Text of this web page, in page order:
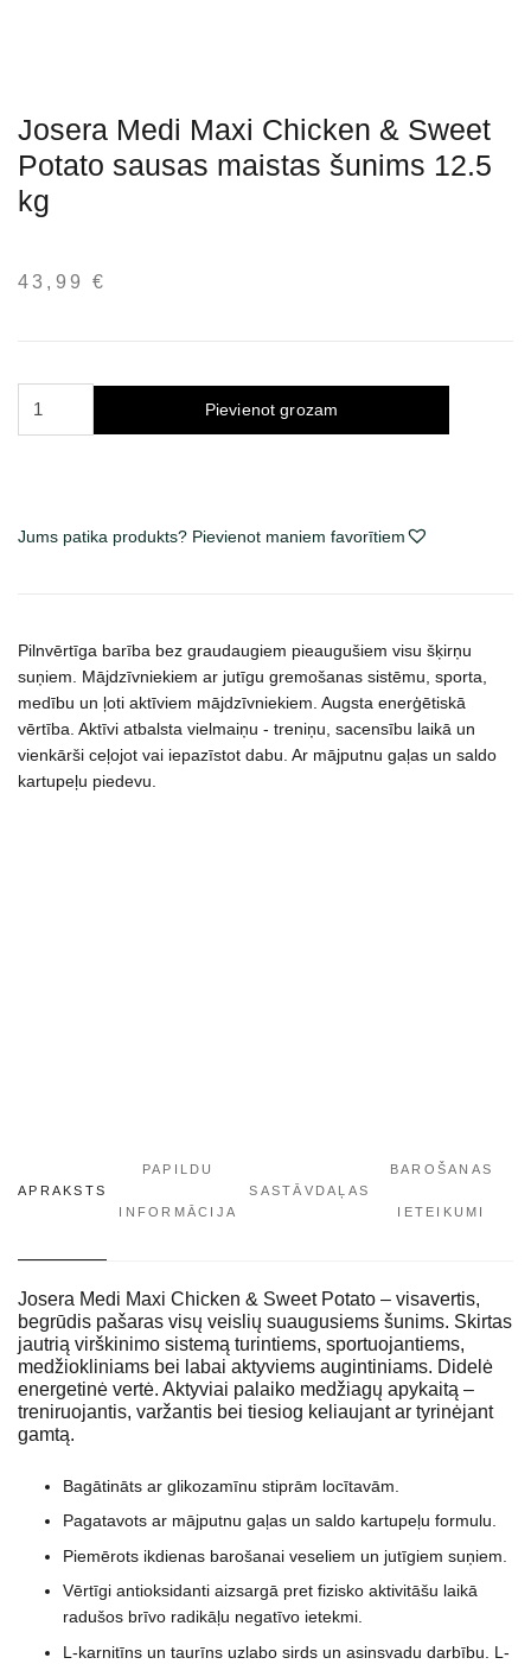
Josera Medi Maxi Chicken & Sweet
Potato sausas maistas šunims 12.5
kg
43,99€
Josera
Sweet
šunims
12.5
kg
daudzums
Pievienot grozam
Jums patika produkts? Pievienot maniem favorītiem
Pilnvērtīga barība bez graudaugiem pieaugušiem visu šķirņu
suņiem. Mājdzīvniekiem ar jutīgu gremošanas sistēmu, sporta,
medību un ļoti aktīviem mājdzīvniekiem. Augsta enerģētiskā
vērtība. Aktīvi atbalsta vielmaiņu - treniņu, sacensību laikā un
vienkārši ceļojot vai iepazīstot dabu. Ar mājputnu gaļas un saldo
kartupeļu piedevu.
APRAKSTS
PAPILDU
INFORMĀCIJA
SASTĀVDAĻAS
BAROŠANAS
IETEIKUMI
Josera Medi Maxi Chicken & Sweet Potato – visavertis,
begrūdis pašaras visų veislių suaugusiems šunims. Skirtas
jautrią virškinimo sistemą turintiems, sportuojantiems,
medžiokliniams bei labai aktyviems augintiniams. Didelė
energetinė vertė. Aktyviai palaiko medžiagų apykaitą –
treniruojantis, varžantis bei tiesiog keliaujant ar tyrinėjant
gamtą.
Bagātināts ar glikozamīnu stiprām locītavām.
Pagatavots ar mājputnu gaļas un saldo kartupeļu formulu.
Piemērots ikdienas barošanai veseliem un jutīgiem suņiem.
Vērtīgi antioksidanti aizsargā pret fizisko aktivitāšu laikā
radušos brīvo radikāļu negatīvo ietekmi.
L-karnitīns un taurīns uzlabo sirds un asinsvadu darbību. L-